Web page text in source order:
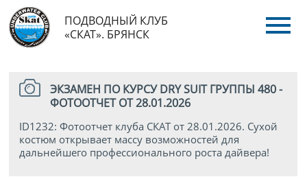
ПОДВОДНЫЙ КЛУБ
«СКАТ». БРЯНСК
ЭКЗАМЕН ПО КУРСУ DRY SUIT ГРУППЫ 480 -
ФОТООТЧЕТ ОТ 28.01.2026
ID1232: Фотоотчет клуба СКАТ от 28.01.2026. Сухой
костюм открывает массу возможностей для
дальнейшего профессионального роста дайвера!